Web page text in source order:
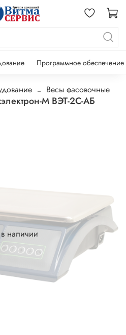
Программное обеспечение
Весы фасовочные
М ВЭТ-2С-АБ
наличии